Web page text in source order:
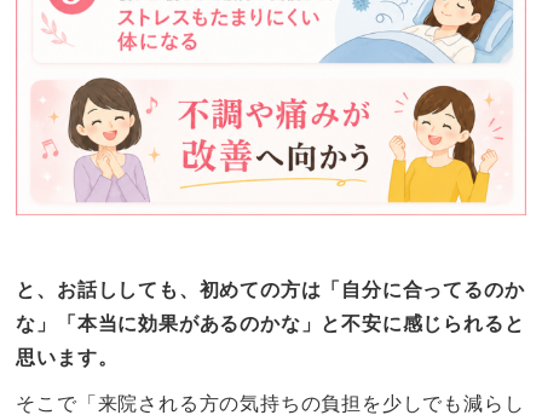
と、お話ししても、初めての方は「自分に合ってるのか
な」「本当に効果があるのかな」と不安に感じられると
思います。
そこで「来院される方の気持ちの負担を少しでも減らし